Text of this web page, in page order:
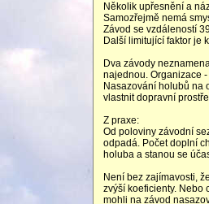
Několik upřesnění a
Samozřejmě nemá
Závod se vzdáleností
Další limitující faktor je
Dva závody
najednou. Organizace
Nasazování holubů na
vlastnit dopravní
Z praxe:
Od poloviny závodní
odpadá. Počet doplní
holuba a stanou se
Není bez zajímavosti,
zvýší koeficienty. Nebo
mohli na závod